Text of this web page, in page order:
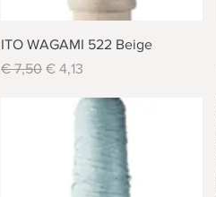
Schnellansicht
ITO WAGAMI 522 Beige
Standardpreis
€ 7,50 Sale-Preis
€ 4,13